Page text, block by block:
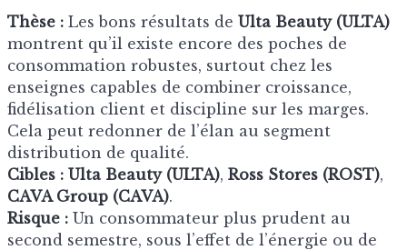
Thèse : Les bons résultats de Ulta Beauty (ULTA)
montrent qu’il existe encore des poches de
consommation robustes, surtout chez les
enseignes capables de combiner croissance,
fidélisation client et discipline sur les marges.
Cela peut redonner de l’élan au segment
distribution de qualité.
Cibles : Ulta Beauty (ULTA), Ross Stores (ROST),
CAVA Group (CAVA).
Risque : Un consommateur plus prudent au
second semestre, sous l’effet de l’énergie ou de